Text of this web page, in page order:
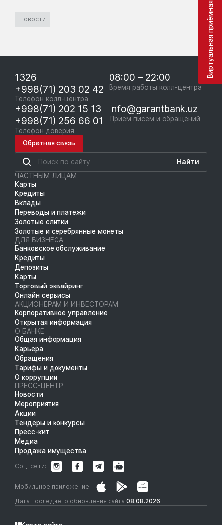
Новости
1326
+998(71) 203 02 42
Телефон колл-центра
08:00 – 22:00
Время работы колл-центра
+998(71) 202 15 13
+998(71) 256 66 01
Телефон доверия
info@garantbank.uz
Приём писем и обращений
Обратная связь
Найти
ЧАСТНЫМ ЛИЦАМ
Карты
Кредиты
Вклады
Переводы и платежи
Золотые слитки
Золотые и серебрянные монеты
ДЛЯ БИЗНЕСА
Банковское обслуживание
Кредиты
Депозиты
Карты
Торговый эквайринг
Онлайн сервисы
АКЦИОНЕРАМ И ИНВЕСТОРАМ
Корпоративное управление
Открытая информация
О БАНКЕ
Общая информация
Карьера
Обращения
Тарифы и документы
О коррупции
ПРЕСС-ЦЕНТР
Новости
Мероприятия
Акции
Тендеры и конкурсы
Пресс-кит
Медиа
Продажа имущества
Дата последнего обновления сайта 08.08.2026
Мобильное приложение:
Соц. сети:
Виртуальная приёмная